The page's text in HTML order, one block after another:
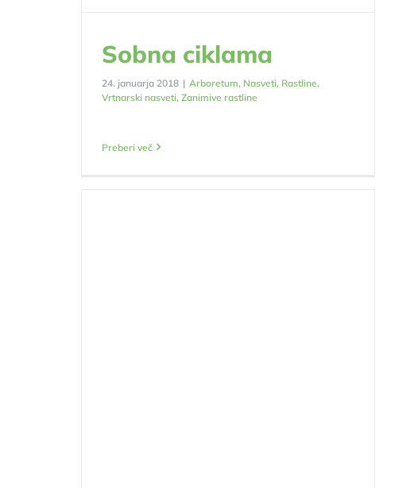
Sobna ciklama
24. januarja 2018 | Arboretum, Nasveti, Rastline,
Vrtnarski nasveti, Zanimive rastline
Preberi več